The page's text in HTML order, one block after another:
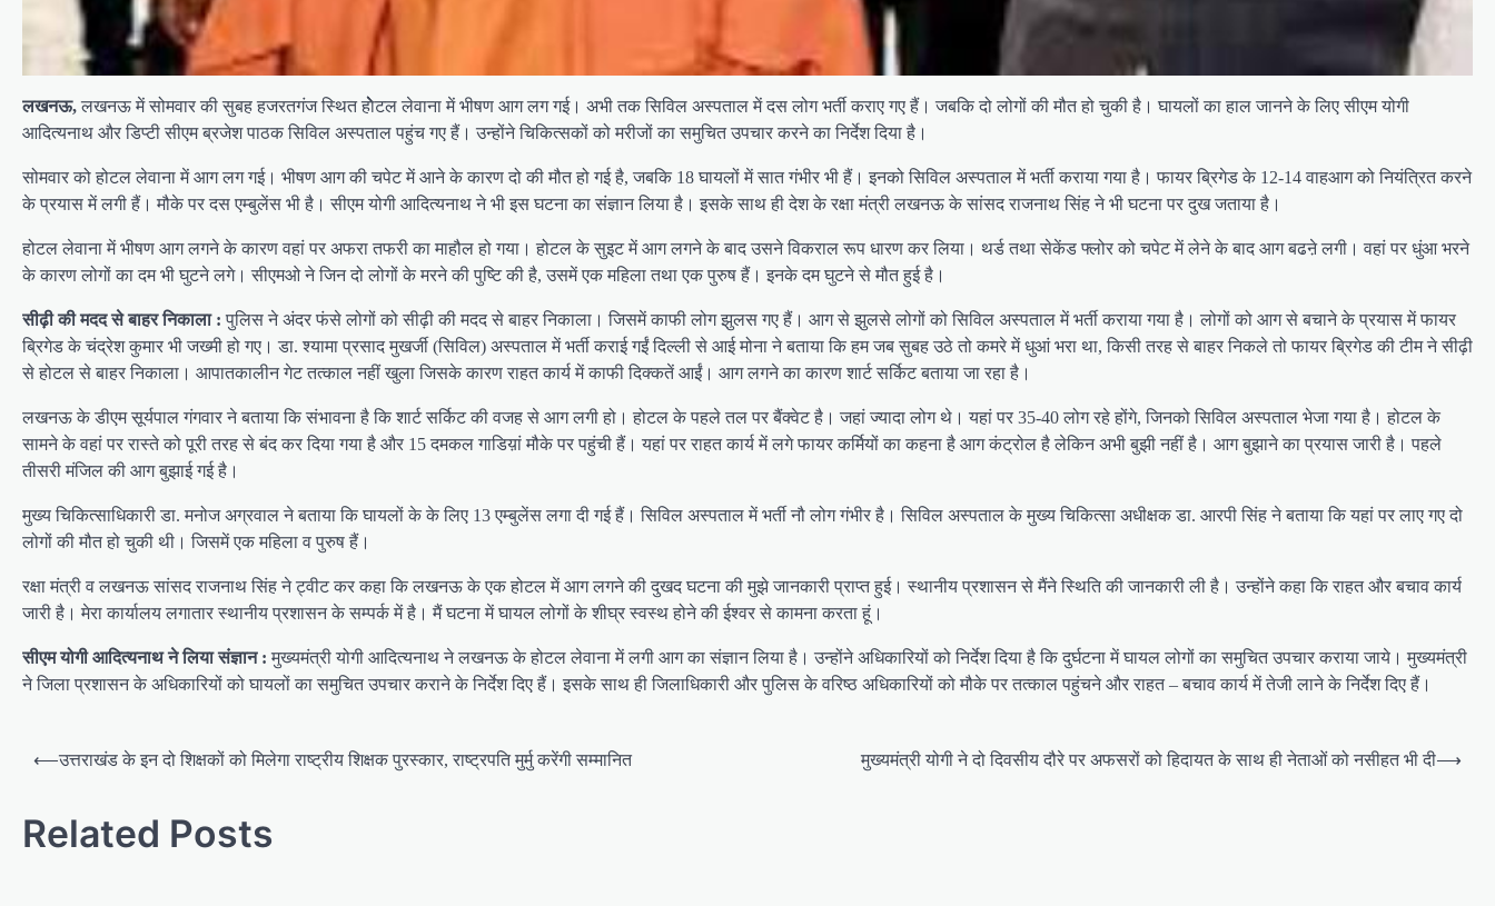
लखनऊ,लखनऊ में सोमवार की सुबह हजरतगंज स्थित हाेेेेटल लेवाना में भीषण आग लग गई। अभी तक सिविल अस्‍पताल में दस लोग भर्ती कराए गए हैं। जबकि दो लोगों की मौत हो चुकी है। घायलों का हाल जानने के लिए सीएम योगी
आदित्‍यनाथ और डिप्‍टी सीएम ब्रजेश पाठक सिविल अस्‍पताल पहुंच गए हैं। उन्‍होंने चिकित्‍सकों को मरीजों का समुचित उपचार करने का निर्देश दिया है।
सोमवार को होटल लेवाना में आग लग गई। भीषण आग की चपेट में आने के कारण दो की मौत हो गई है, जबकि 18 घायलों में सात गंभीर भी हैं। इनको सिविल अस्पताल में भर्ती कराया गया है। फायर ब्रिगेड के 12-14 वाहआग को नियंत्रित करने
के प्रयास में लगी हैं। मौके पर दस एम्‍बुलेंस भी है। सीएम योगी आदित्यनाथ ने भी इस घटना का संज्ञान लिया है। इसके साथ ही देश के रक्षा मंत्री लखनऊ के सांसद राजनाथ सिंह ने भी घटना पर दुख जताया है।
होटल लेवाना में भीषण आग लगने के कारण वहां पर अफरा तफरी का माहौल हो गया। होटल के सुइट में आग लगने के बाद उसने विकराल रूप धारण कर लिया। थर्ड तथा सेकेंड फ्लोर को चपेट में लेने के बाद आग बढऩे लगी। वहां पर धुंआ भरने
के कारण लोगों का दम भी घुटने लगे। सीएमओ ने जिन दो लोगों के मरने की पुष्टि की है, उसमें एक महिला तथा एक पुरुष हैं। इनके दम घुटने से मौत हुई है।
सीढ़ी की मदद से बाहर निकाला :पुलिस ने अंदर फंसे लोगों को सीढ़ी की मदद से बाहर निकाला। जिसमें काफी लोग झुलस गए हैं। आग से झुलसे लोगों को सिविल अस्पताल में भर्ती कराया गया है। लोगों को आग से बचाने के प्रयास में फायर
ब्रिगेड के चंद्रेश कुमार भी जख्मी हो गए। डा. श्यामा प्रसाद मुखर्जी (सिविल) अस्पताल में भर्ती कराई गईं दिल्ली से आई मोना ने बताया कि हम जब सुबह उठे तो कमरे में धुआं भरा था, किसी तरह से बाहर निकले तो फायर ब्रिगेड की टीम ने सीढ़ी
से होटल से बाहर निकाला। आपातकालीन गेट तत्काल नहीं खुला जिसके कारण राहत कार्य में काफी दिक्कतें आईं। आग लगने का कारण शार्ट सर्किट बताया जा रहा है।
लखनऊ के डीएम सूर्यपाल गंगवार ने बताया कि संभावना है कि शार्ट सर्किट की वजह से आग लगी हो। होटल के पहले तल पर बैंक्वेट है। जहां ज्यादा लोग थे। यहां पर 35-40 लोग रहे होंगे, जिनको सिविल अस्पताल भेजा गया है। होटल के
सामने के वहां पर रास्ते को पूरी तरह से बंद कर दिया गया है और 15 दमकल गाडिय़ां मौके पर पहुंची हैं। यहां पर राहत कार्य में लगे फायर कर्मियों का कहना है आग कंट्रोल है लेकिन अभी बुझी नहीं है। आग बुझाने का प्रयास जारी है। पहले
तीसरी मंजिल की आग बुझाई गई है।
मुख्य चिकित्साधिकारी डा. मनोज अग्रवाल ने बताया कि घायलों के के लिए 13 एम्बुलेंस लगा दी गई हैं। सिविल अस्पताल में भर्ती नौ लोग गंभीर है। सिविल अस्पताल के मुख्य चिकित्सा अधीक्षक डा. आरपी सिंह ने बताया कि यहां पर लाए गए दो
लोगों की मौत हो चुकी थी। जिसमें एक महिला व पुरुष हैं।
रक्षा मंत्री व लखनऊ सांसद राजनाथ सिंह ने ट्वीट कर कहा कि लखनऊ के एक होटल में आग लगने की दुखद घटना की मुझे जानकारी प्राप्त हुई। स्थानीय प्रशासन से मैंने स्थिति की जानकारी ली है। उन्होंने कहा कि राहत और बचाव कार्य
जारी है। मेरा कार्यालय लगातार स्थानीय प्रशासन के सम्पर्क में है। मैं घटना में घायल लोगों के शीघ्र स्वस्थ होने की ईश्वर से कामना करता हूं।
सीएम योगी आदित्यनाथ ने लिया संज्ञान :मुख्यमंत्री योगी आदित्यनाथ ने लखनऊ के होटल लेवाना में लगी आग का संज्ञान लिया है। उन्होंने अधिकारियों को निर्देश दिया है कि दुर्घटना में घायल लोगों का समुचित उपचार कराया जाये। मुख्यमंत्री
ने जिला प्रशासन के अधिकारियों को घायलों का समुचित उपचार कराने के निर्देश दिए हैं। इसके साथ ही जिलाधिकारी और पुलिस के वरिष्ठ अधिकारियों को मौके पर तत्काल पहुंचने और राहत – बचाव कार्य में तेजी लाने के निर्देश दिए हैं।
s
t
⟵उत्तराखंड के इन दो शिक्षकों को मिलेगा राष्ट्रीय शिक्षक पुरस्कार, राष्ट्रपति मुर्मु करेंगी सम्मानित मुख्यमंत्री योगी ने दो दिवसीय दौरे पर अफसरों को हिदायत के साथ ही नेताओं को नसीहत भी दी⟶
Related Posts